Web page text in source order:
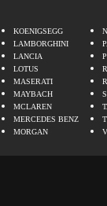
KOENIGSEGG
LAMBORGHINI
LANCIA
LOTUS
MASERATI
MAYBACH
MCLAREN
MERCEDES BENZ
MORGAN